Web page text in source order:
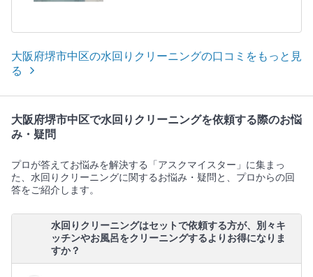
大阪府堺市中区の水回りクリーニングの口コミをもっと見
る
大阪府堺市中区で水回りクリーニングを依頼する際のお悩
み・疑問
プロが答えてお悩みを解決する「アスクマイスター」に集まっ
た、水回りクリーニングに関するお悩み・疑問と、プロからの回
答をご紹介します。
水回りクリーニングはセットで依頼する方が、別々キ
ッチンやお風呂をクリーニングするよりお得になりま
すか？